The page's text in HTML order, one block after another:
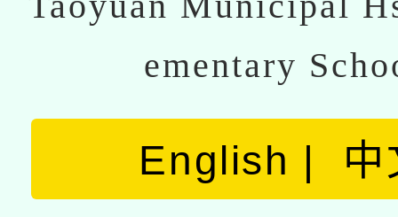
ementary
English 中